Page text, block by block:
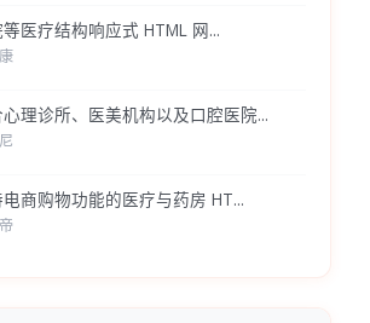
医疗结构响应式 HTML 网...
理诊所、医美机构以及口腔医院...
商购物功能的医疗与药房 HT...